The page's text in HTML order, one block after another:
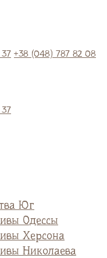
+38 (048) 787 82 08
Юг
Одессы
Херсона
Николаева